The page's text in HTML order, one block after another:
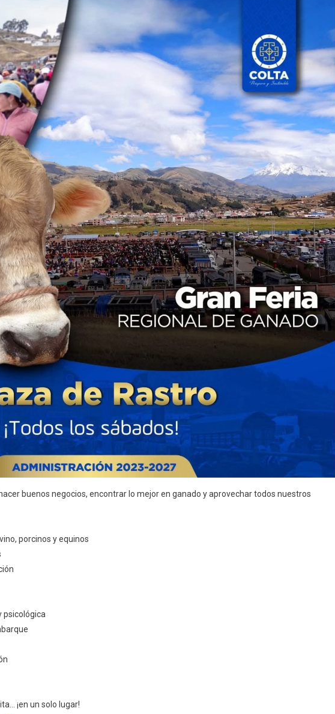
Vivimos
𝐆𝐚𝐧𝐚𝐝𝐨
𝐞𝐧
𝐂𝐨𝐥𝐭𝐚
buenos negocios, encontrar lo mejor en ganado y aprovechar todos nuestros
porcinos y equinos
psicológica
¡en un solo lugar!